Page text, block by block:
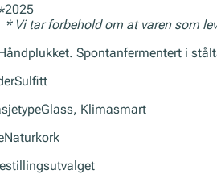
2025
* Vi tar forbehold om at varen som
Spontanfermentert i
Sulfitt
Glass, Klimasmart
Naturkork